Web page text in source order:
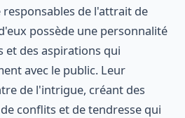
de l'attrait de
possède une personnalité
et des aspirations qui
avec le public. Leur
de l'intrigue, créant des
conflits et de tendresse qui